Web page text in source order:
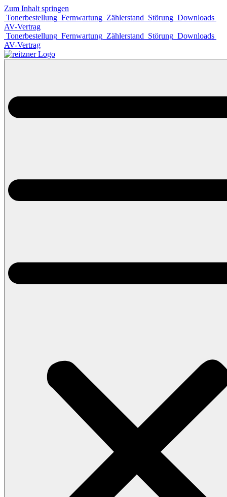
Zum Inhalt springen
Tonerbestellung Fernwartung Zählerstand Störung Downloads
AV-Vertrag
Tonerbestellung Fernwartung Zählerstand Störung Downloads
AV-Vertrag